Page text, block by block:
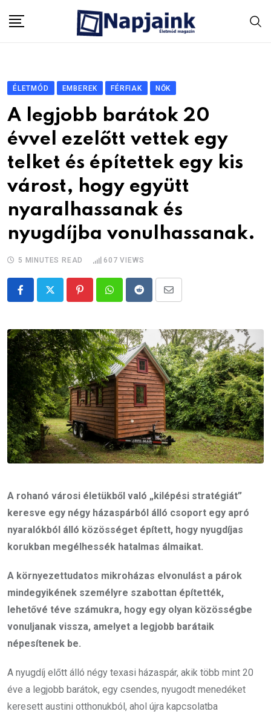
ÉLETMÓD EMBEREK FÉRFIAK NŐK
A legjobb barátok 20
évvel ezelőtt vettek egy
telket és építettek egy kis
várost, hogy együtt
nyaralhassanak és
nyugdíjba vonulhassanak.
5 MINUTES READ 607 VIEWS
PinterestWhatsappRedditShare
Email
A rohanó városi életükből való „kilépési stratégiát”
keresve egy négy házaspárból álló csoport egy apró
nyaralókból álló közösséget épített, hogy nyugdíjas
korukban megélhessék hatalmas álmaikat.
A környezettudatos mikroházas elvonulást a párok
mindegyikének személyre szabottan építették,
lehetővé téve számukra, hogy egy olyan közösségbe
vonuljanak vissza, amelyet a legjobb barátaik
népesítenek be.
A nyugdíj előtt álló négy texasi házaspár, akik több mint 20
éve a legjobb barátok, egy csendes, nyugodt menedéket
keresett austini otthonukból, ahol újra kapcsolatba